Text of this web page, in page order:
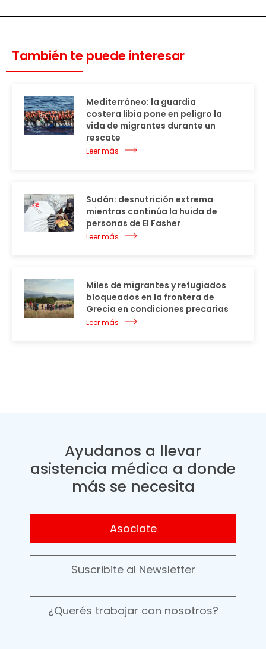
También te puede interesar
Mediterráneo: la guardia
costera libia pone en peligro la
vida de migrantes durante un
rescate
Leer más
Sudán: desnutrición extrema
mientras continúa la huida de
personas de El Fasher
Leer más
Miles de migrantes y refugiados
bloqueados en la frontera de
Grecia en condiciones precarias
Leer más
Ayudanos a llevar
asistencia médica a donde
más se necesita
Asociate
Suscribite al Newsletter
¿Querés trabajar con nosotros?